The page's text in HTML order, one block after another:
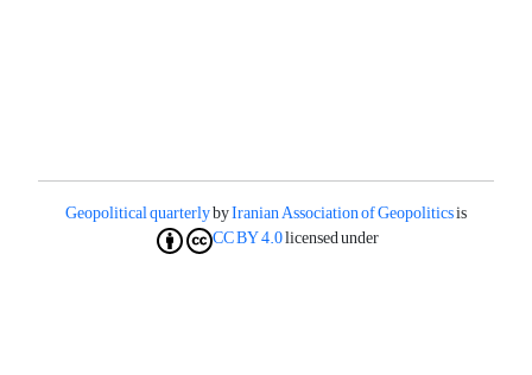
Geopolitical quarterlybyIranian Association of Geopoliticsis
licensed under
CC BY 4.0